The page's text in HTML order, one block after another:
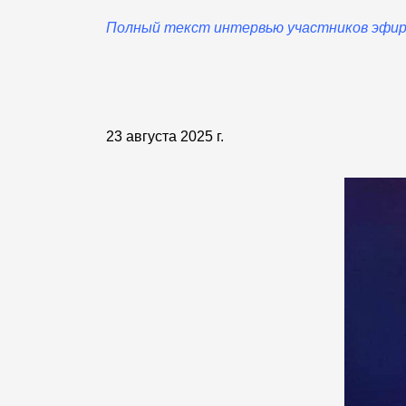
Полный текст интервью участников
23 августа 2025 г.